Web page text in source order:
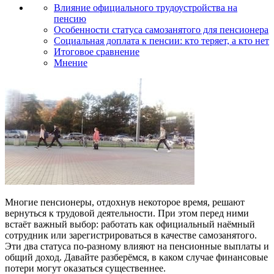
Влияние официального трудоустройства на
пенсию
Особенности статуса самозанятого для пенсионера
Социальная доплата к пенсии: кто теряет, а кто нет
Итоговое сравнение
Мнение
Многие пенсионеры, отдохнув некоторое время, решают
вернуться к трудовой деятельности. При этом перед ними
встаёт важный выбор: работать как официальный наёмный
сотрудник или зарегистрироваться в качестве самозанятого.
Эти два статуса по-разному влияют на пенсионные выплаты и
общий доход. Давайте разберёмся, в каком случае финансовые
потери могут оказаться существеннее.